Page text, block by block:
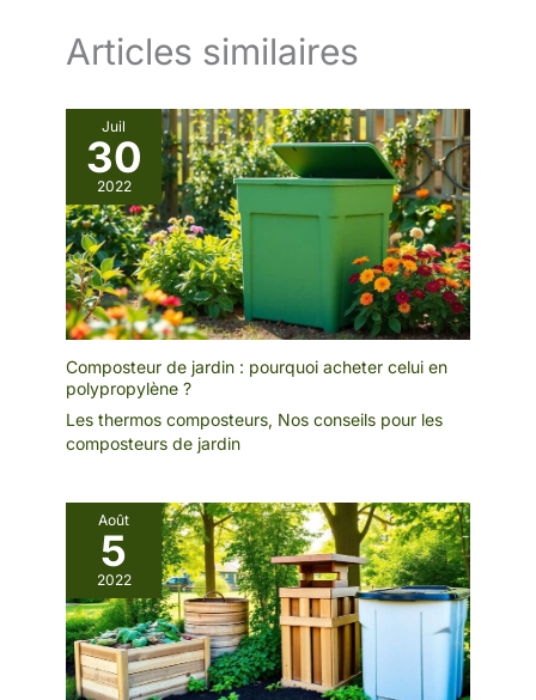
Articles similaires
Juil
30
2022
Composteur de jardin : pourquoi acheter celui en
polypropylène ?
Les thermos composteurs, Nos conseils pour les
composteurs de jardin
Août
5
2022